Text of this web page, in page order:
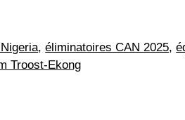
,éliminatoires CAN 2025,
Troost-Ekong